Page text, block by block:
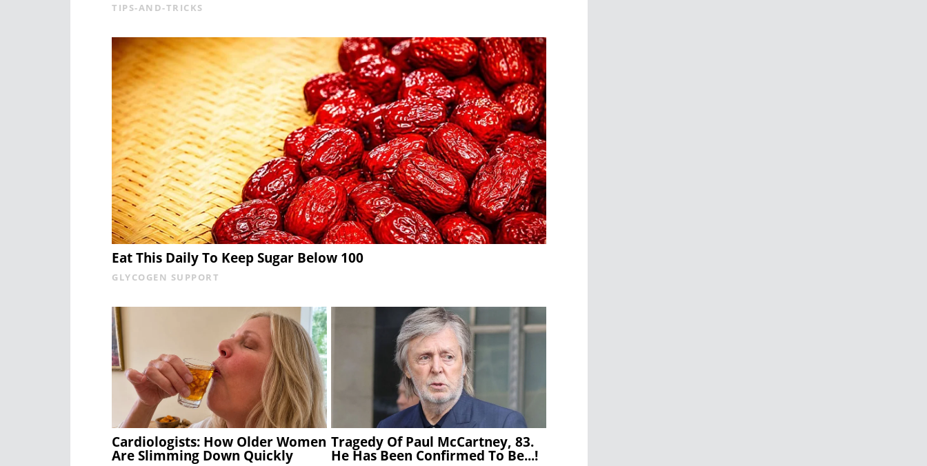
TIPS-AND-TRICKS
Eat This Daily To Keep Sugar Below 100
GLYCOGEN SUPPORT
Cardiologists: How Older Women
Are Slimming Down Quickly
Tragedy Of Paul McCartney, 83.
He Has Been Confirmed To Be...!